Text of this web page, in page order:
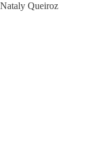
Nataly Queiroz